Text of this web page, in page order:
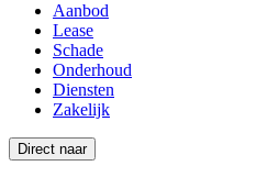
Aanbod
Lease
Schade
Onderhoud
Diensten
Zakelijk
Direct naar